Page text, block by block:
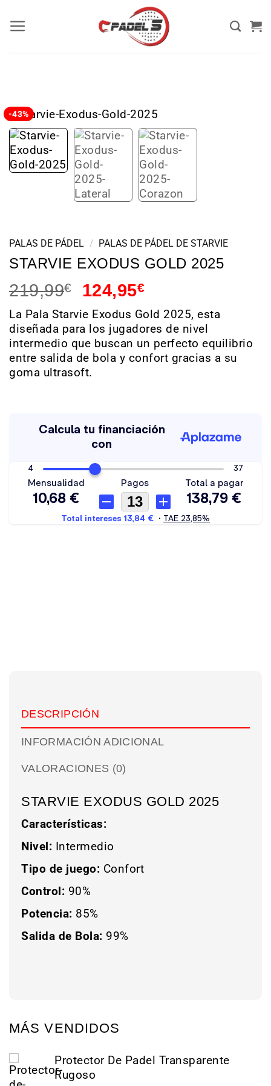
-43%
PALAS DE PÁDEL / PALAS DE PÁDEL DE STARVIE
STARVIE EXODUS GOLD 2025
219,99€ 124,95€
La Pala Starvie Exodus Gold 2025, esta
diseñada para los jugadores de nivel
intermedio que buscan un perfecto equilibrio
entre salida de bola y confort gracias a su
goma ultrasoft.
DESCRIPCIÓN
INFORMACIÓN ADICIONAL
VALORACIONES (0)
STARVIE EXODUS GOLD 2025
Características:
Nivel: Intermedio
Tipo de juego: Confort
Control: 90%
Potencia: 85%
Salida de Bola: 99%
MÁS VENDIDOS
Protector De Padel Transparente
Rugoso